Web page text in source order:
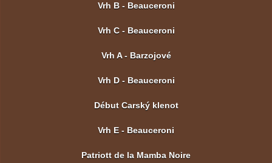
Vrh B - Beauceroni
Vrh C - Beauceroni
Vrh A - Barzojové
Vrh D - Beauceroni
Début Carský klenot
Vrh E - Beauceroni
Patriott de la Mamba Noire